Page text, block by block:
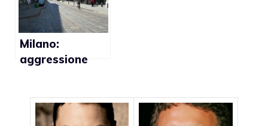
Milano:
aggressione